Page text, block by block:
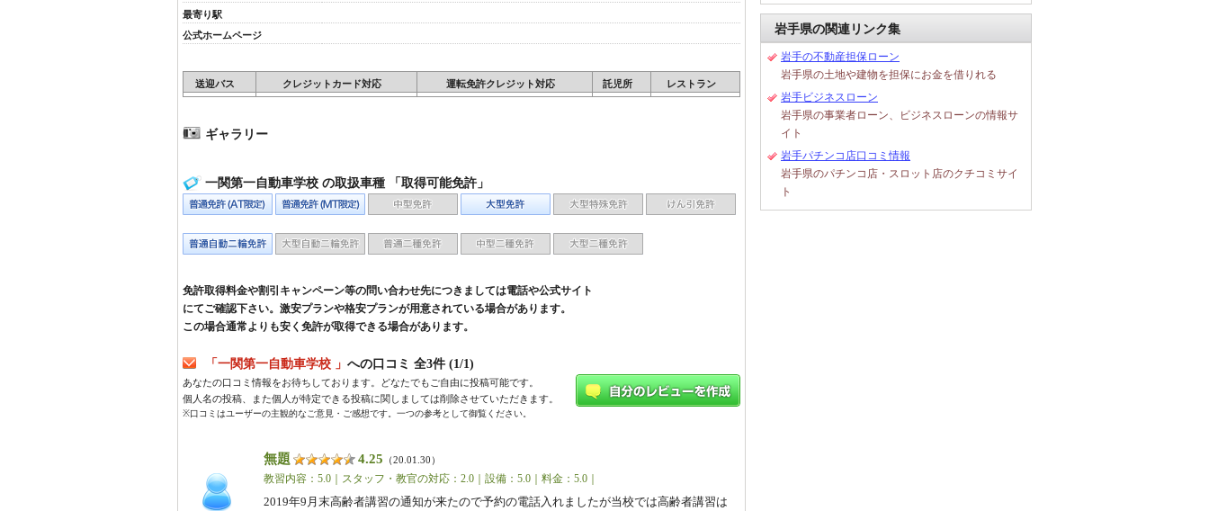
最寄り駅
公式ホームページ
送迎バス クレジットカード対応 運転免許クレジット対応 託児所 レストラン
ギャラリー
一関第一自動車学校 の取扱車種 「取得可能免許」
免許取得料金や割引キャンペーン等の問い合わせ先につきましては電話や公式サイト
にてご確認下さい。激安プランや格安プランが用意されている場合があります。
この場合通常よりも安く免許が取得できる場合があります。
「一関第一自動車学校 」 への口コミ 全3件 (1/1)
あなたの口コミ情報をお待ちしております。どなたでもご自由に投稿可能です。
個人名の投稿、また個人が特定できる投稿に関しましては削除させていただきます。
※口コミはユーザーの主観的なご意見・ご感想です。一つの参考として御覧ください。
無題 4.25 （20.01.30）
教習内容：5.0｜スタッフ・教官の対応：2.0｜設備：5.0｜料金：5.0｜
2019年9月末高齢者講習の通知が来たので予約の電話入れましたが当校では高齢者講習は
岩手県の関連リンク集
岩手の不動産担保ローン
岩手県の土地や建物を担保にお金を借りれる
岩手ビジネスローン
岩手県の事業者ローン、ビジネスローンの情報サ
イト
岩手パチンコ店口コミ情報
岩手県のパチンコ店・スロット店のクチコミサイ
ト